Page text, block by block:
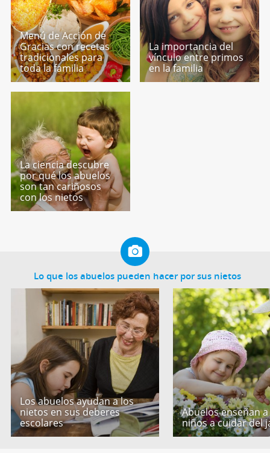
Menú de Acción de
Gracias con recetas
tradicionales para
toda la familia
La importancia del
vínculo entre primos
en la familia
La ciencia descubre
por qué los abuelos
son tan cariñosos
con los nietos
Lo que los abuelos pueden hacer por sus nietos
Los abuelos ayudan a los
nietos en sus deberes
escolares
Abuelos enseñan
niños a cuidar del